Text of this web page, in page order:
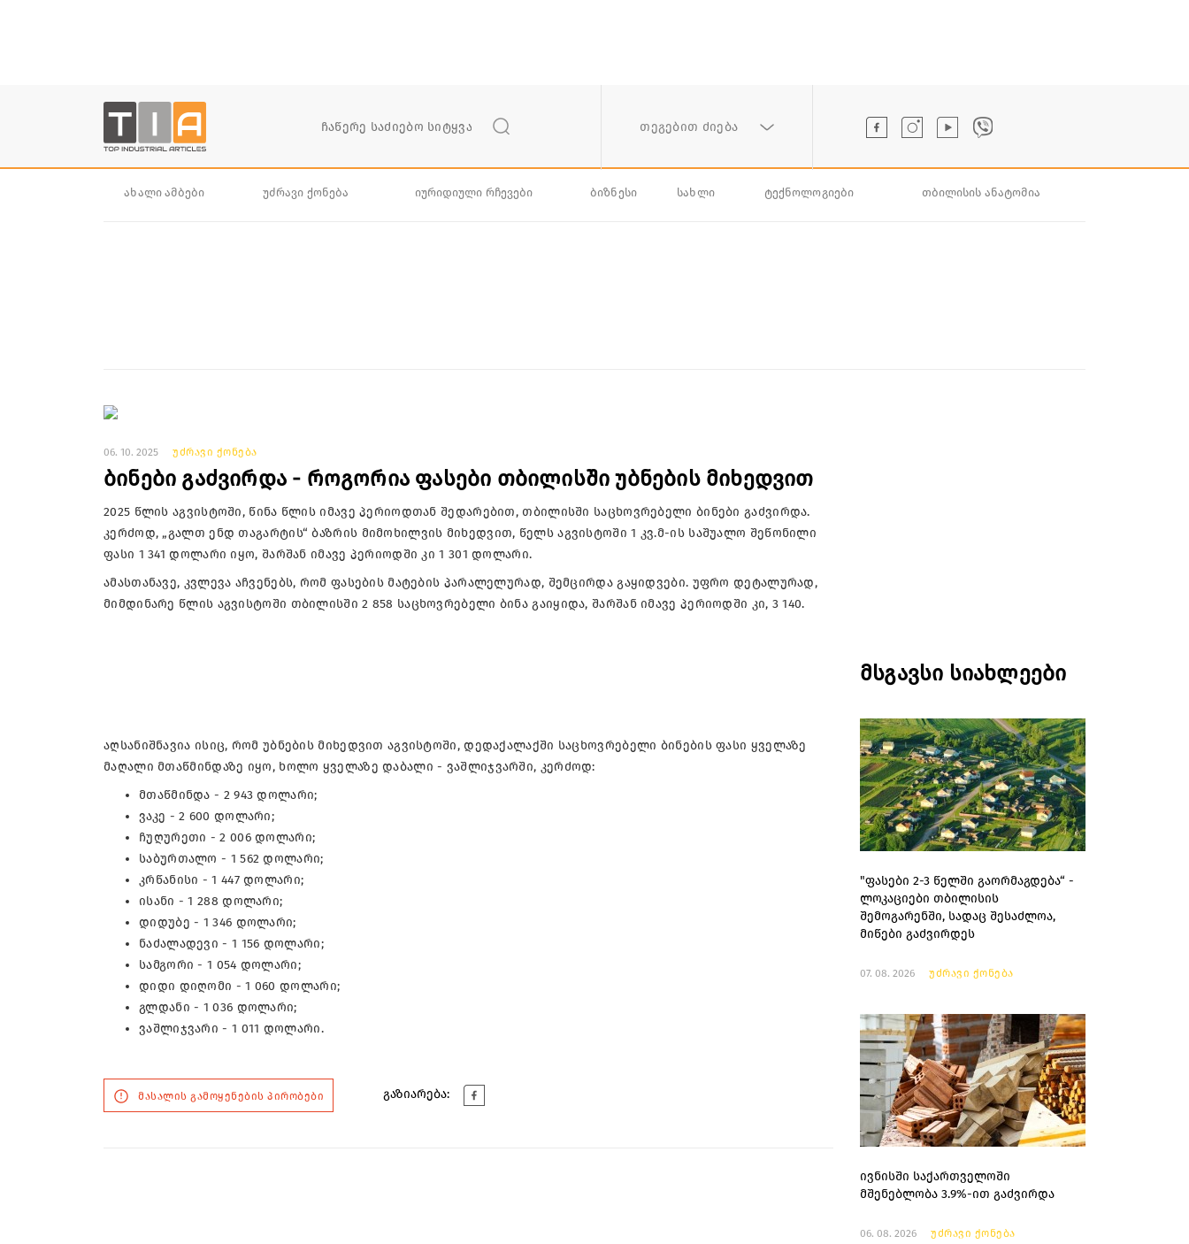
თეგებით ძიება
ახალი ამბები უძრავი ქონება იურიდიული რჩევები ბიზნესი სახლი ტექნოლოგიები თბილისის ანატომია
06. 10. 2025 უძრავი ქონება
ბინები გაძვირდა - როგორია ფასები თბილისში უბნების მიხედვით
2025 წლის აგვისტოში, წინა წლის იმავე პერიოდთან შედარებით, თბილისში საცხოვრებელი ბინები გაძვირდა.
კერძოდ, „გალთ ენდ თაგარტის“ ბაზრის მიმოხილვის მიხედვით, წელს აგვისტოში 1 კვ.მ-ის საშუალო შეწონილი
ფასი 1 341 დოლარი იყო, შარშან იმავე პერიოდში კი 1 301 დოლარი.
ამასთანავე, კვლევა აჩვენებს, რომ ფასების მატების პარალელურად, შემცირდა გაყიდვები. უფრო დეტალურად,
მიმდინარე წლის აგვისტოში თბილისში 2 858 საცხოვრებელი ბინა გაიყიდა, შარშან იმავე პერიოდში კი, 3 140.
აღსანიშნავია ისიც, რომ უბნების მიხედვით აგვისტოში, დედაქალაქში საცხოვრებელი ბინების ფასი ყველაზე
მაღალი მთაწმინდაზე იყო, ხოლო ყველაზე დაბალი - ვაშლიჯვარში, კერძოდ:
მთაწმინდა - 2 943 დოლარი;
ვაკე - 2 600 დოლარი;
ჩუღურეთი - 2 006 დოლარი;
საბურთალო - 1 562 დოლარი;
კრწანისი - 1 447 დოლარი;
ისანი - 1 288 დოლარი;
დიდუბე - 1 346 დოლარი;
ნაძალადევი - 1 156 დოლარი;
სამგორი - 1 054 დოლარი;
დიდი დიღომი - 1 060 დოლარი;
გლდანი - 1 036 დოლარი;
ვაშლიჯვარი - 1 011 დოლარი.
მასალის გამოყენების პირობები გაზიარება:
მსგავსი სიახლეები
"ფასები 2-3 წელში გაორმაგდება“ -
ლოკაციები თბილისის
შემოგარენში, სადაც შესაძლოა,
მიწები გაძვირდეს
07. 08. 2026 უძრავი ქონება
ივნისში საქართველოში
მშენებლობა 3.9%-ით გაძვირდა
06. 08. 2026 უძრავი ქონება